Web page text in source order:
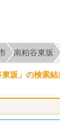
南粕谷東坂
坂」の検索結